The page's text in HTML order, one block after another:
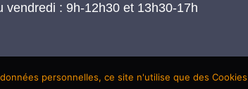
vendredi : 9h-12h30 et 13h30-17h
personnelles, ce site n'utilise que des